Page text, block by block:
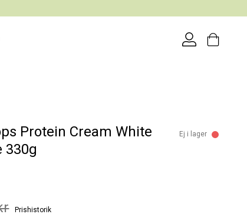
Protein Cream White
330g
Ej i lager
Prishistorik